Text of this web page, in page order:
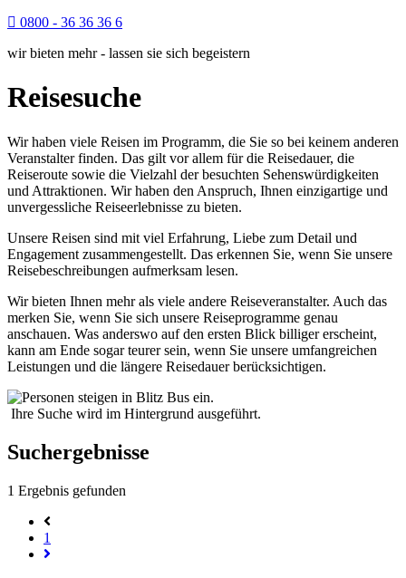
0800 - 36 36 36 6
wir bieten mehr - lassen sie sich begeistern
Reisesuche
Wir haben viele Reisen im Programm, die Sie so bei keinem anderen
Veranstalter finden. Das gilt vor allem für die Reisedauer, die
Reiseroute sowie die Vielzahl der besuchten Sehenswürdigkeiten
und Attraktionen. Wir haben den Anspruch, Ihnen einzigartige und
unvergessliche Reiseerlebnisse zu bieten.
Unsere Reisen sind mit viel Erfahrung, Liebe zum Detail und
Engagement zusammengestellt. Das erkennen Sie, wenn Sie unsere
Reisebeschreibungen aufmerksam lesen.
Wir bieten Ihnen mehr als viele andere Reiseveranstalter. Auch das
merken Sie, wenn Sie sich unsere Reiseprogramme genau
anschauen. Was anderswo auf den ersten Blick billiger erscheint,
kann am Ende sogar teurer sein, wenn Sie unsere umfangreichen
Leistungen und die längere Reisedauer berücksichtigen.
Ihre Suche wird im Hintergrund ausgeführt.
Suchergebnisse
1 Ergebnis gefunden
1